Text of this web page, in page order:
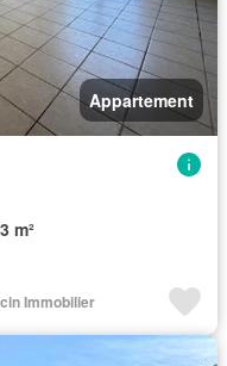
Appartement
m²
Immobilier